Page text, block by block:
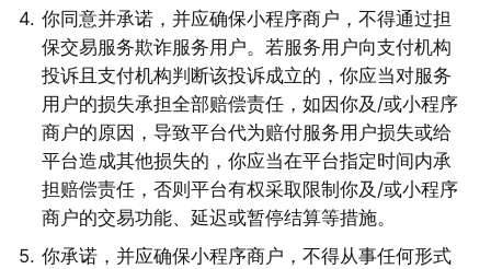
4. 你同意并承诺，并应确保小程序商户，不得通过担
保交易服务欺诈服务用户。若服务用户向支付机构
投诉且支付机构判断该投诉成立的，你应当对服务
用户的损失承担全部赔偿责任，如因你及/或小程序
商户的原因，导致平台代为赔付服务用户损失或给
平台造成其他损失的，你应当在平台指定时间内承
担赔偿责任，否则平台有权采取限制你及/或小程序
商户的交易功能、延迟或暂停结算等措施。
5. 你承诺，并应确保小程序商户，不得从事任何形式